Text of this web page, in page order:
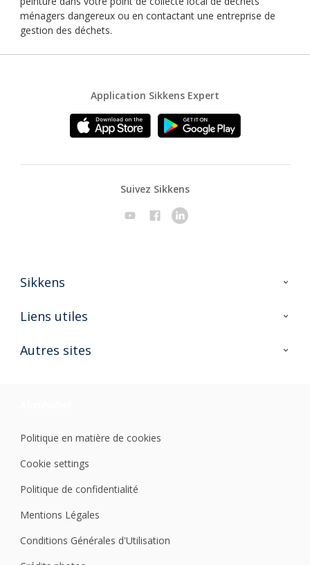
ménagers dangereux ou en contactant une entreprise de
gestion des déchets.
Application Sikkens Expert
Suivez Sikkens
Sikkens
A propos de Sikkens
Liens utiles
Ouvrir un magasin PASS
Autres sites
Politique en matière de cookies
Cookie settings
Politique de confidentialité
Mentions Légales
Conditions Générales d'Utilisation